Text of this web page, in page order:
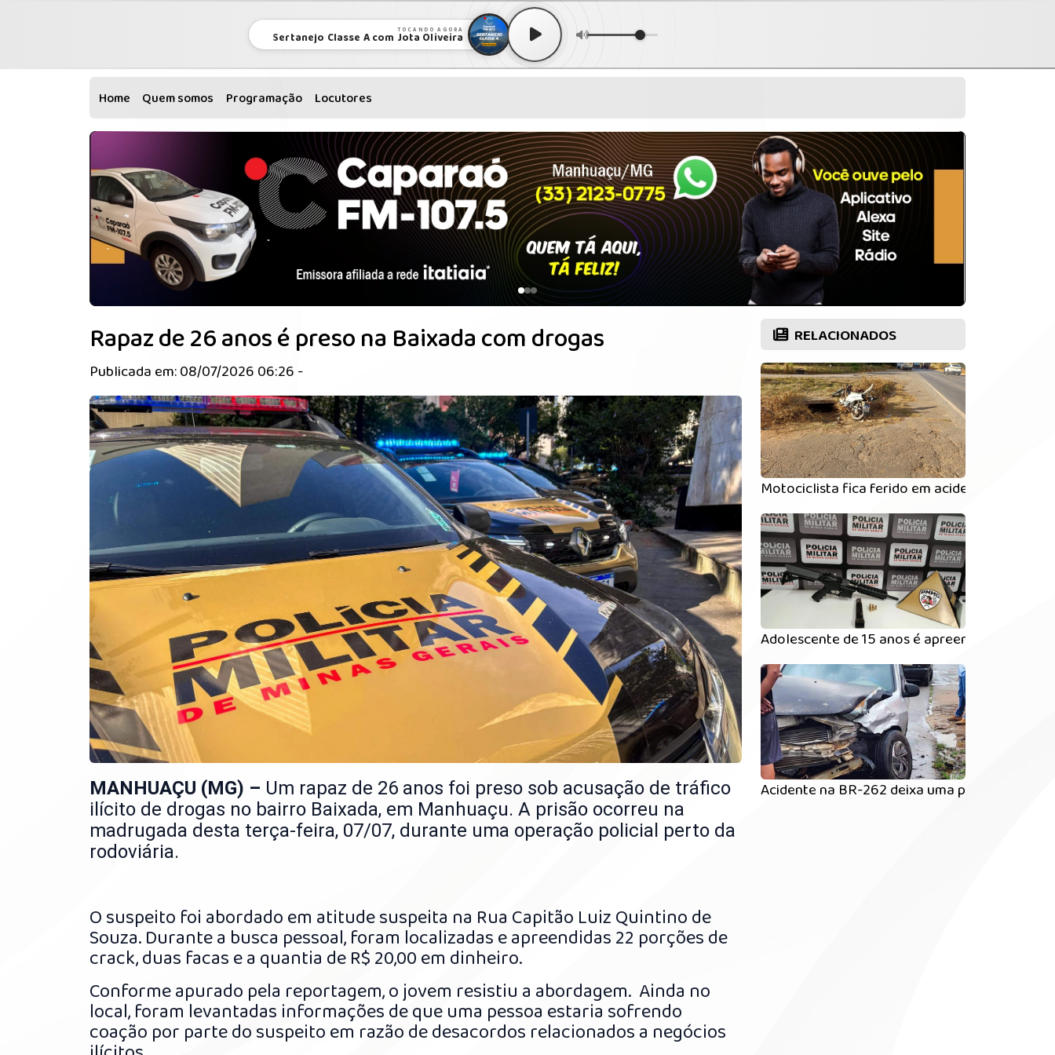
TOCANDO AGORA
Sertanejo Classe A com Jota Oliveira
Home Quem somos Programação Locutores
Rapaz de 26 anos é preso na Baixada com drogas
Publicada em: 08/07/2026 06:26 -
MANHUAÇU (MG) – Um rapaz de 26 anos foi preso sob acusação de tráfico
ilícito de drogas no bairro Baixada, em Manhuaçu. A prisão ocorreu na
madrugada desta terça-feira, 07/07, durante uma operação policial perto da
rodoviária.
O suspeito foi abordado em atitude suspeita na Rua Capitão Luiz Quintino de
Souza. Durante a busca pessoal, foram localizadas e apreendidas 22 porções de
crack, duas facas e a quantia de R$ 20,00 em dinheiro.
Conforme apurado pela reportagem, o jovem resistiu a abordagem. Ainda no
local, foram levantadas informações de que uma pessoa estaria sofrendo
coação por parte do suspeito em razão de desacordos relacionados a negócios
RELACIONADOS
Motociclista fica ferido em acidente entre
Adolescente de 15 anos é apreendido com
Acidente na BR-262 deixa uma pessoa ferida